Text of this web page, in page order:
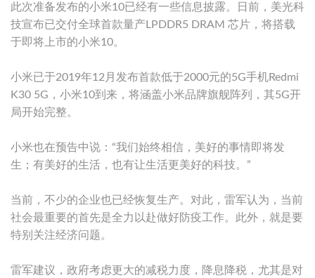
此次准备发布的小米10已经有一些信息披露。日前，美光科
技宣布已交付全球首款量产LPDDR5 DRAM 芯片，将搭载
于即将上市的小米10。
小米已于2019年12月发布首款低于2000元的5G手机Redmi
K30 5G，小米10到来，将涵盖小米品牌旗舰阵列，其5G开
局开始完整。
小米也在预告中说：“我们始终相信，美好的事情即将发
生；有美好的生活，也有让生活更美好的科技。”
当前，不少的企业也已经恢复生产。对此，雷军认为，当前
社会最重要的首先是全力以赴做好防疫工作。此外，就是要
特别关注经济问题。
雷军建议，政府考虑更大的减税力度，降息降税，尤其是对